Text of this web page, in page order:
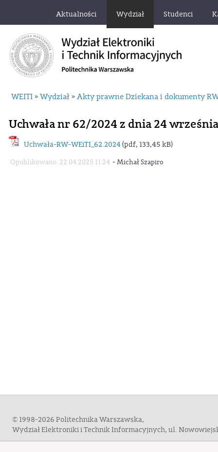
Aktualności Wydział Studenci
WEITI » Wydział » Akty prawne Dziekana i dokumenty
Uchwała nr 62/2024 z dnia 24
Uchwała-RW-WEiTI_62.2024 (pdf, 133,45 kB)
Opublikowano: 22.04.2025 11:24 -Michał Szapiro
© 1998-2026 Politechnika Warszawska,
Wydział Elektroniki i Technik Informacyjnych, ul.